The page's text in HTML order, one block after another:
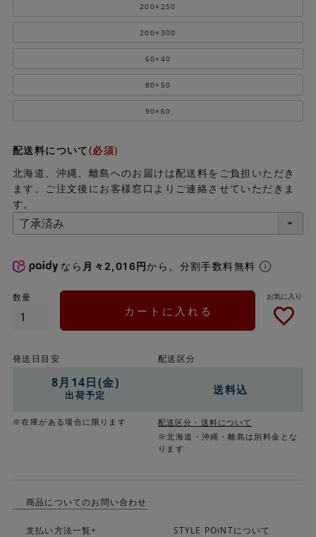
200×250
200×300
60×40
80×50
90×60
配送料について(必須)
北海道、沖縄、離島へのお届けは配送料をご負担いただき
ます。ご注文後にお客様窓口よりご連絡させていただきま
す。
なら 月々2,016円から。分割手数料無料
カートに入れる
発送日目安
8月14日(金)
出荷予定
※在庫がある場合に限ります
配送区分
送料込
配送区分・送料について
※北海道・沖縄・離島は別料金とな
ります
商品についてのお問い合わせ
支払い方法一覧+
STYLE POiNTについて